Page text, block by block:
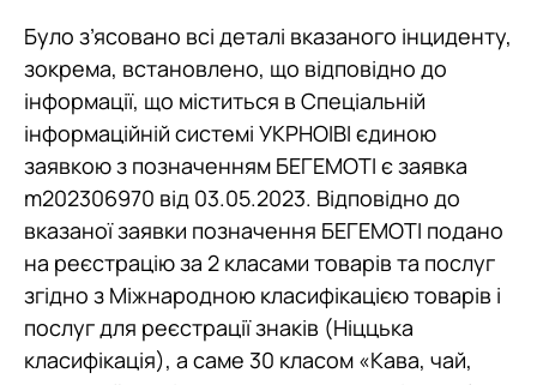
Було з’ясовано всі деталі вказаного інциденту,
зокрема, встановлено, що відповідно до
інформації, що міститься в Спеціальній
інформаційній системі УКРНОІВІ єдиною
заявкою з позначенням БЕГЕМОТІ є заявка
m202306970 від 03.05.2023. Відповідно до
вказаної заявки позначення БЕГЕМОТІ подано
на реєстрацію за 2 класами товарів та послуг
згідно з Міжнародною класифікацією товарів і
послуг для реєстрації знаків (Ніццька
класифікація), а саме 30 класом «Кава, чай,